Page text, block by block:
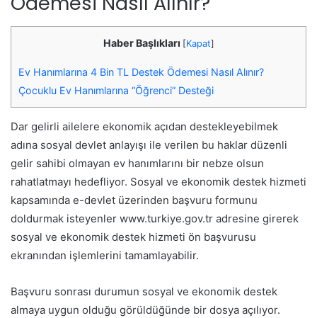
Haber Başlıkları [Kapat]
Ev Hanımlarına 4 Bin TL Destek Ödemesi Nasıl Alınır?
Çocuklu Ev Hanımlarına “Öğrenci” Desteği
Dar gelirli ailelere ekonomik açıdan destekleyebilmek
adına sosyal devlet anlayışı ile verilen bu haklar düzenli
gelir sahibi olmayan ev hanımlarını bir nebze olsun
rahatlatmayı hedefliyor. Sosyal ve ekonomik destek hizmeti
kapsamında e-devlet üzerinden başvuru formunu
doldurmak isteyenler www.turkiye.gov.tr adresine girerek
sosyal ve ekonomik destek hizmeti ön başvurusu
ekranından işlemlerini tamamlayabilir.
Başvuru sonrası durumun sosyal ve ekonomik destek
almaya uygun olduğu görüldüğünde bir dosya açılıyor.